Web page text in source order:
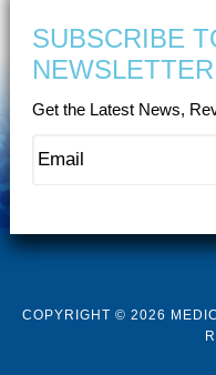
SUBSCRIBE
NEWSLETTER
Get the Latest News,
COPYRIGHT © 2026